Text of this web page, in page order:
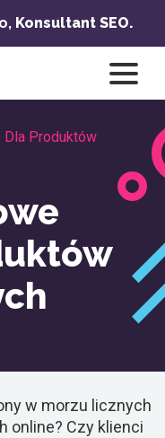
Konsultant SEO.
Dla Produktów
w morzu licznych
online? Czy klienci